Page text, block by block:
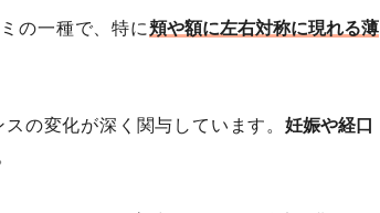
の一種で、特に頬や額に左右対称に現れる薄
の変化が深く関与しています。 妊娠や経口